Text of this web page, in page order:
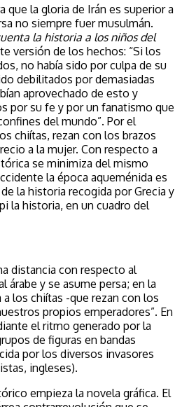
que la gloria de Irán es superior a
no siempre fuer musulmán.
la historia a los niños del
versión de los hechos: “Si los
no había sido por culpa de su
debilitados por demasiadas
aprovechado de esto y
por su fe y por un fanatismo que
del mundo”. Por el
chiítas, rezan con los brazos
a la mujer. Con respecto a
se minimiza del mismo
la época aqueménida es
la historia recogida por Grecia y
la historia, en un cuadro del
distancia con respecto al
y se asume persa; en la
los chiítas -que rezan con los
propios emperadores”. En
el ritmo generado por la
de figuras en bandas
por los diversos invasores
ingleses).
empieza la novela gráfica. El